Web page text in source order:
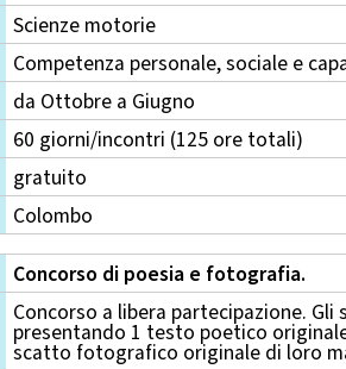
Scienze motorie
Competenza personale, sociale e
da Ottobre a Giugno
60 giorni/incontri (125 ore totali)
gratuito
Colombo
Concorso di poesia e fotografia.
Concorso a libera partecipazione.
presentando 1 testo poetico
scatto fotografico originale di loro